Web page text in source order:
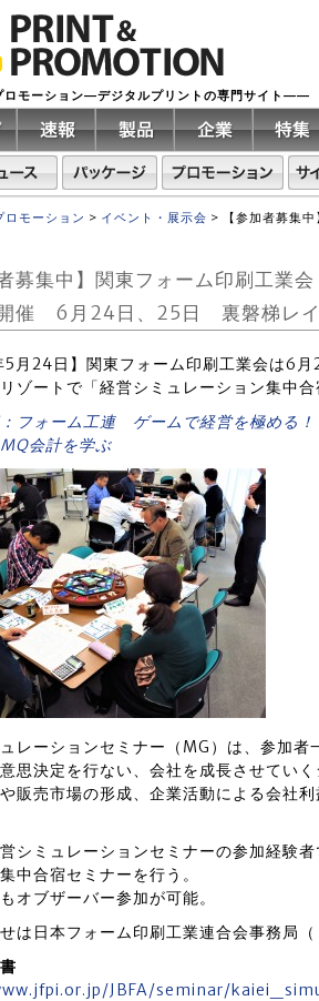
ロモーション―デジタルプリントの専門サイト――
ロモーション > イベント・展示会 > 【参加者募集
者募集中】関東フォーム印刷工業
催 6月24日、25日 裏磐梯レイ
5月24日】関東フォーム印刷工業会は6
ゾートで「経営シミュレーション集中合
フォーム工連 ゲームで経営を極める
会計を学ぶ
レーションセミナー（MG）は、参加
思決定を行ない、会社を成長させていく
販売市場の形成、企業活動による会社
シミュレーションセミナーの参加経験
中合宿セミナーを行う。
オブザーバー参加が可能。
は日本フォーム印刷工業連合会事務局
JBFA/seminar/